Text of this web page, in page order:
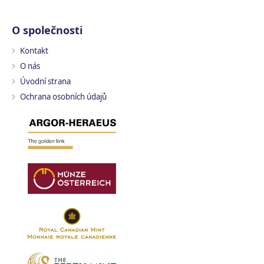
O společnosti
Kontakt
O nás
Úvodní strana
Ochrana osobních údajů